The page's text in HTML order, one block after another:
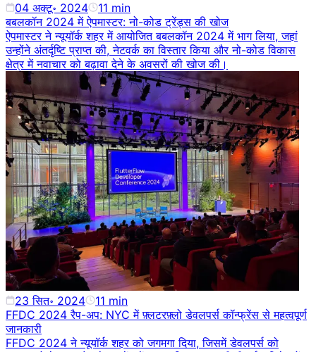
04 अक्टू॰ 2024 11 min
बबलकॉन 2024 में ऐपमास्टर: नो-कोड ट्रेंड्स की खोज
ऐपमास्टर ने न्यूयॉर्क शहर में आयोजित बबलकॉन 2024 में भाग लिया, जहां
उन्होंने अंतर्दृष्टि प्राप्त की, नेटवर्क का विस्तार किया और नो-कोड विकास
क्षेत्र में नवाचार को बढ़ावा देने के अवसरों की खोज की।
23 सित॰ 2024 11 min
FFDC 2024 रैप-अप: NYC में फ़्लटरफ़्लो डेवलपर्स कॉन्फ्रेंस से महत्वपूर्ण
जानकारी
FFDC 2024 ने न्यूयॉर्क शहर को जगमगा दिया, जिसमें डेवलपर्स को